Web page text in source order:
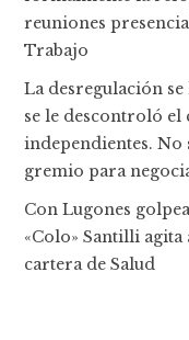
reuniones
Trabajo
La desregulación
se le descontroló el
independientes.
gremio para
Con Lugones
«Colo» Santilli
cartera de Salud